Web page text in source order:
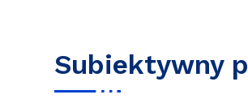
Subiektywny